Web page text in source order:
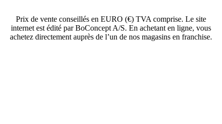
Prix de vente conseillés en EURO (€) TVA comprise. Le site
internet est édité par BoConcept A/S. En achetant en ligne, vous
achetez directement auprès de l’un de nos magasins en franchise.